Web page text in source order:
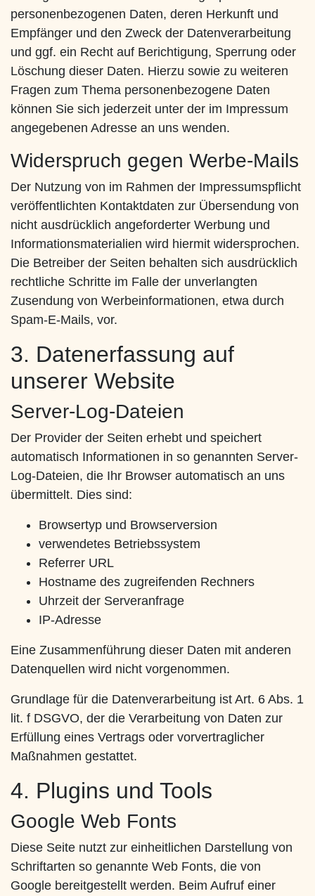
personenbezogenen Daten, deren Herkunft und
Empfänger und den Zweck der Datenverarbeitung
und ggf. ein Recht auf Berichtigung, Sperrung oder
Löschung dieser Daten. Hierzu sowie zu weiteren
Fragen zum Thema personenbezogene Daten
können Sie sich jederzeit unter der im Impressum
angegebenen Adresse an uns wenden.
Widerspruch gegen Werbe-Mails
Der Nutzung von im Rahmen der Impressumspflicht
veröffentlichten Kontaktdaten zur Übersendung von
nicht ausdrücklich angeforderter Werbung und
Informationsmaterialien wird hiermit widersprochen.
Die Betreiber der Seiten behalten sich ausdrücklich
rechtliche Schritte im Falle der unverlangten
Zusendung von Werbeinformationen, etwa durch
Spam-E-Mails, vor.
3. Datenerfassung auf
unserer Website
Server-Log-Dateien
Der Provider der Seiten erhebt und speichert
automatisch Informationen in so genannten Server-
Log-Dateien, die Ihr Browser automatisch an uns
übermittelt. Dies sind:
Browsertyp und Browserversion
verwendetes Betriebssystem
Referrer URL
Hostname des zugreifenden Rechners
Uhrzeit der Serveranfrage
IP-Adresse
Eine Zusammenführung dieser Daten mit anderen
Datenquellen wird nicht vorgenommen.
Grundlage für die Datenverarbeitung ist Art. 6 Abs. 1
lit. f DSGVO, der die Verarbeitung von Daten zur
Erfüllung eines Vertrags oder vorvertraglicher
Maßnahmen gestattet.
4. Plugins und Tools
Google Web Fonts
Diese Seite nutzt zur einheitlichen Darstellung von
Schriftarten so genannte Web Fonts, die von
Google bereitgestellt werden. Beim Aufruf einer